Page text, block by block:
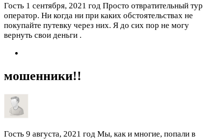
Гость 1 сентября, 2021 год Просто отвратительный тур
оператор. Ни когда ни при каких обстоятельствах не
покупайте путевку через них. Я до сих пор не могу
вернуть свои деньги .
мошенники!!
Гость 9 августа, 2021 год Мы, как и многие, попали в